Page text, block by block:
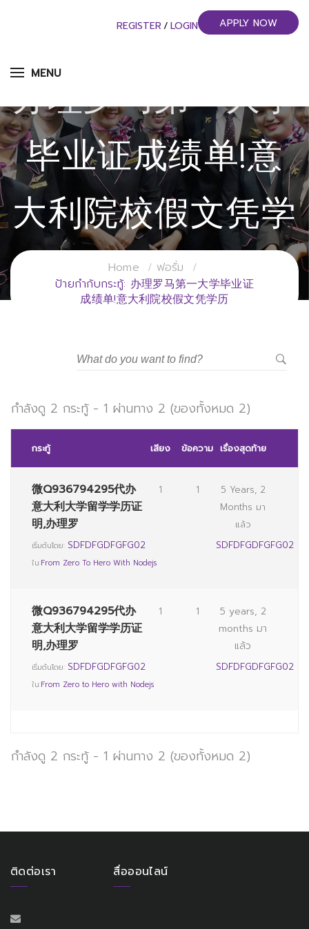
MENU
REGISTER / LOGIN APPLY NOW
办理罗马第一大学
毕业证成绩单!意
大利院校假文凭学
历
วิทยาลัยการจัดการอุตสาหกรรมบริการ
Home
ฟอรั่ม
ป้ายกำกับกระทู้: 办理罗马第一大学毕业证
成绩单!意大利院校假文凭学历
กำลังดู 2 กระทู้ - 1 ผ่านทาง 2 (ของทั้งหมด 2)
กระทู้ เสียง ข้อความ เรื่องสุดท้าย
微Q936794295代办
意大利大学留学学历证
明,办理罗
เริ่มต้นโดย: SDFDFGDFGFG02
ใน:From Zero To Hero With Nodejs
1 1
5 Years, 2
Months มา
แล้ว
SDFDFGDFGFG02
微Q936794295代办
意大利大学留学学历证
明,办理罗
เริ่มต้นโดย: SDFDFGDFGFG02
ใน:From Zero to Hero with Nodejs
1 1
5 years, 2
months มา
แล้ว
SDFDFGDFGFG02
กำลังดู 2 กระทู้ - 1 ผ่านทาง 2 (ของทั้งหมด 2)
ติดต่อเรา สื่อออนไลน์